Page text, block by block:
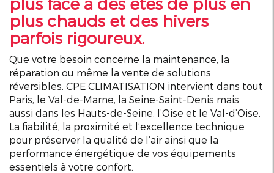
plus chauds et des hivers
parfois rigoureux.
Que votre besoin concerne la maintenance, la
réparation ou même la vente de solutions
réversibles, CPE CLIMATISATION intervient dans tout
Paris, le Val-de-Marne, la Seine-Saint-Denis mais
aussi dans les Hauts-de-Seine, l’Oise et le Val-d’Oise.
La fiabilité, la proximité et l’excellence technique
pour préserver la qualité de l’air ainsi que la
performance énergétique de vos équipements
essentiels à votre confort.